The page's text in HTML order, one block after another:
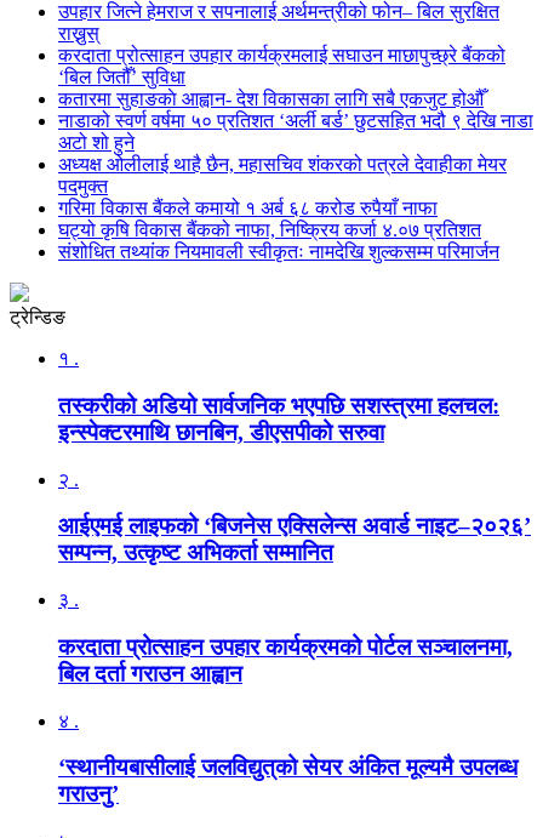
उपहार जित्ने हेमराज र सपनालाई अर्थमन्त्रीको फोन– बिल सुरक्षित
राख्नुस्
करदाता प्रोत्साहन उपहार कार्यक्रमलाई सघाउन माछापुच्छ्रे बैंकको
‘बिल जितौँ’ सुविधा
कतारमा सुहाङकाे आह्वान- देश विकासका लागि सबै एकजुट होऔँ
नाडाको स्वर्ण वर्षमा ५० प्रतिशत ‘अर्ली बर्ड’ छुटसहित भदौ ९ देखि नाडा
अटो शो हुने
अध्यक्ष ओलीलाई थाहै छैन, महासचिव शंकरको पत्रले देवाहीका मेयर
पदमुक्त
गरिमा विकास बैंकले कमायो १ अर्ब ६८ करोड रुपैयाँ नाफा
घट्यो कृषि विकास बैंकको नाफा, निष्क्रिय कर्जा ४.०७ प्रतिशत
संशोधित तथ्यांक नियमावली स्वीकृतः नामदेखि शुल्कसम्म परिमार्जन
ट्रेन्डिङ
१ .
तस्करीको अडियो सार्वजनिक भएपछि सशस्त्रमा हलचल:
इन्स्पेक्टरमाथि छानबिन, डीएसपीको सरुवा
२ .
आईएमई लाइफको ‘बिजनेस एक्सिलेन्स अवार्ड नाइट–२०२६’
सम्पन्न, उत्कृष्ट अभिकर्ता सम्मानित
३ .
करदाता प्रोत्साहन उपहार कार्यक्रमको पोर्टल सञ्चालनमा,
बिल दर्ता गराउन आह्वान
४ .
‘स्थानीयबासीलाई जलविद्युत्‌को सेयर अंकित मूल्यमै उपलब्ध
गराउनु’